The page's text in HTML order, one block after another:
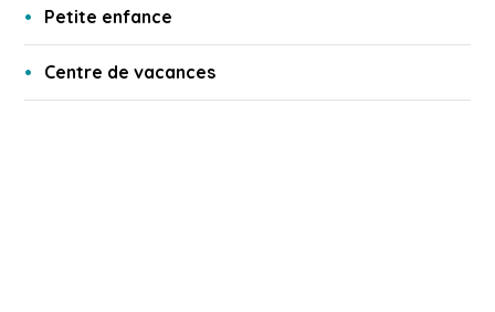
Petite enfance
Centre de vacances